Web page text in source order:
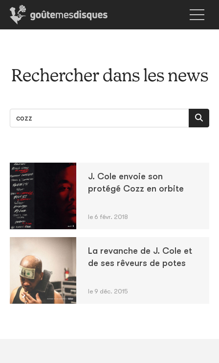
Rechercher dans les news
J. Cole envoie son
protégé Cozz en orbite
le 6 févr. 2018
La revanche de J. Cole et
de ses rêveurs de potes
le 9 déc. 2015